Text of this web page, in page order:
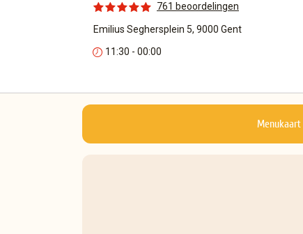
761 beoordelingen
Emilius Seghersplein 5, 9000 Gent
11:30 - 00:00
Menukaart